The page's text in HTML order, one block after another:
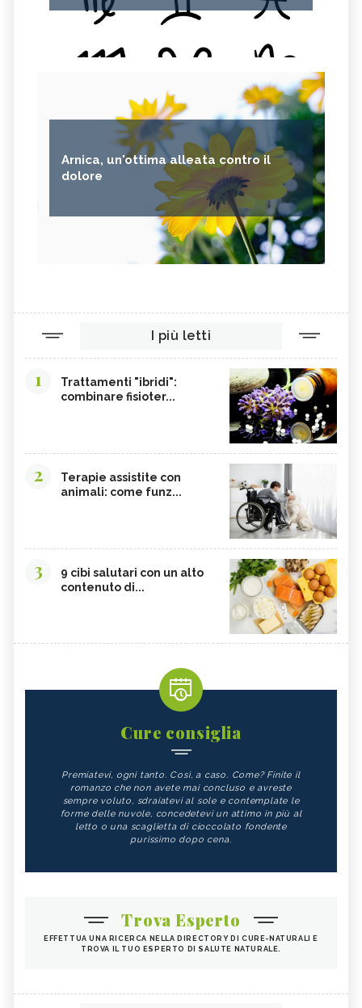
Arnica, un'ottima alleata contro il
dolore
I più letti
1
Trattamenti "ibridi":
combinare fisioter...
2
Terapie assistite con
animali: come funz...
3
9 cibi salutari con un alto
contenuto di...
Cure consiglia
Premiatevi, ogni tanto. Così, a caso. Come? Finite il
romanzo che non avete mai concluso e avreste
sempre voluto, sdraiatevi al sole e contemplate le
forme delle nuvole, concedetevi un attimo in più al
letto o una scaglietta di cioccolato fondente
purissimo dopo cena.
Trova Esperto
EFFETTUA UNA RICERCA NELLA DIRECTORY DI CURE-NATURALI E
TROVA IL TUO ESPERTO DI SALUTE NATURALE.